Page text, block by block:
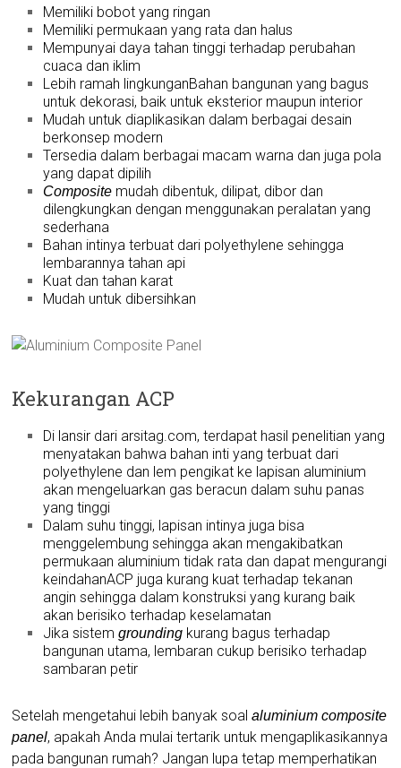
Memiliki bobot yang ringan
Memiliki permukaan yang rata dan halus
Mempunyai daya tahan tinggi terhadap perubahan
cuaca dan iklim
Lebih ramah lingkunganBahan bangunan yang bagus
untuk dekorasi, baik untuk eksterior maupun interior
Mudah untuk diaplikasikan dalam berbagai desain
berkonsep modern
Tersedia dalam berbagai macam warna dan juga pola
yang dapat dipilih
Composite mudah dibentuk, dilipat, dibor dan
dilengkungkan dengan menggunakan peralatan yang
sederhana
Bahan intinya terbuat dari polyethylene sehingga
lembarannya tahan api
Kuat dan tahan karat
Mudah untuk dibersihkan
Kekurangan ACP
Di lansir dari arsitag.com, terdapat hasil penelitian yang
menyatakan bahwa bahan inti yang terbuat dari
polyethylene dan lem pengikat ke lapisan aluminium
akan mengeluarkan gas beracun dalam suhu panas
yang tinggi
Dalam suhu tinggi, lapisan intinya juga bisa
menggelembung sehingga akan mengakibatkan
permukaan aluminium tidak rata dan dapat mengurangi
keindahanACP juga kurang kuat terhadap tekanan
angin sehingga dalam konstruksi yang kurang baik
akan berisiko terhadap keselamatan
Jika sistemgrounding kurang bagus terhadap
bangunan utama, lembaran cukup berisiko terhadap
sambaran petir
Setelah mengetahui lebih banyak soalaluminium composite
panel, apakah Anda mulai tertarik untuk mengaplikasikannya
pada bangunan rumah? Jangan lupa tetap memperhatikan